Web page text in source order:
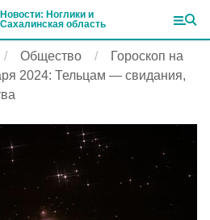
Новости: Ноглики и
Сахалинская область
Общество
Гороскоп на
2024: Тельцам — свидания,